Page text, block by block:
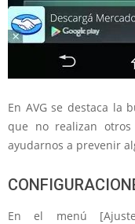
En AVG se destaca la
que no realizan
ayudarnos a prevenir
En el menú